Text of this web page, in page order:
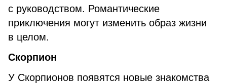
с руководством. Романтические
приключения могут изменить образ жизни
в целом.
Скорпион
У Скорпионов появятся новые знакомства